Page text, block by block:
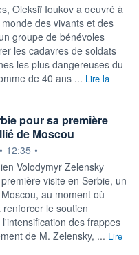
Oleksiï Ioukov a oeuvré à
des vivants et des
groupe de bénévoles
les cadavres de soldats
les plus dangereuses du
de 40 ans ... Lire la
pour sa première
de Moscou
• 12:35 •
Volodymyr Zelensky
visite en Serbie, un
au moment où
le soutien
des frappes
de M. Zelensky, ... Lire